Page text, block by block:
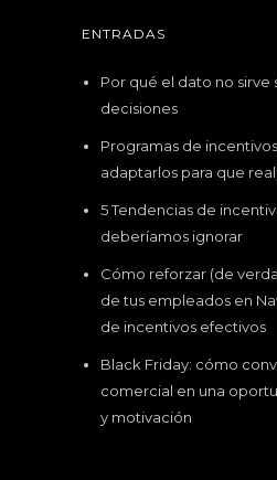
ENTRADAS
Por qué el dato no sirve
decisiones
Programas de
adaptarlos para que
5 Tendencias de
deberíamos ignorar
Cómo reforzar (de
de tus empleados en
de incentivos efectivos
Black Friday: cómo
comercial en una
y motivación